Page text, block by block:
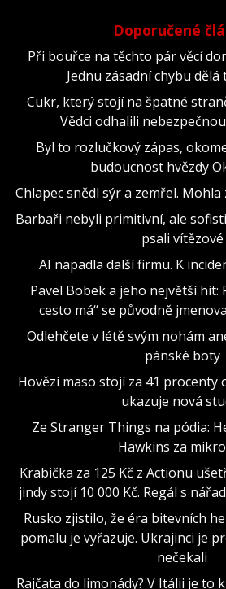
Doporučené
Při bouřce na těchto pár věcí
Jednu zásadní chybu
Cukr, který stojí na špatné
Vědci odhalili
Byl to rozlučkový zápas,
budoucnost hvězdy
Chlapec snědl sýr a zemřel.
Barbaři nebyli primitivní, ale
psali vítězové
AI napadla další firmu. K
Pavel Bobek a jeho největší hit:
cesto má“ se původně
Odlehčete v létě svým nohám
pánské boty
Hovězí maso stojí za 41 procenty
ukazuje nová
Ze Stranger Things na pódia:
Hawkins za
Krabička za 125 Kč z Actionu
jindy stojí 10 000 Kč. Regál s
Rusko zjistilo, že éra bitevních
pomalu je vyřazuje. Ukrajinci je
nečekali
Rajčata do limonády? V Itálii je to